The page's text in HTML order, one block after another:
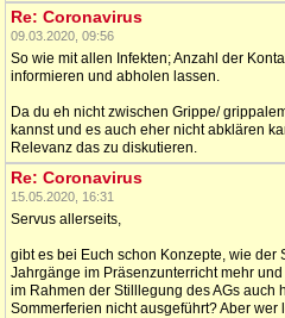
Re: Coronavirus
09.03.2020, 09:56
So wie mit allen Infekten; Anzahl der
informieren und abholen lassen.
Da du eh nicht zwischen Grippe/
kannst und es auch eher nicht abklären
Relevanz das zu diskutieren.
Re: Coronavirus
15.05.2020, 16:31
Servus allerseits,
gibt es bei Euch schon Konzepte, wie der
Jahrgänge im Präsenzunterricht mehr
im Rahmen der Stilllegung des AGs auch
Sommerferien nicht ausgeführt? Aber wer